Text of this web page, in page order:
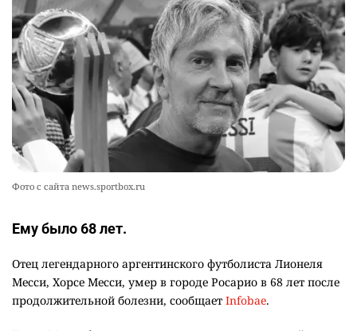
образовательных грантов
2327 0 8
10
🪱 "Мы думаем, что правим миром, но это не
так". Как дьявольские черви меняют наше
представление о жизни на Земле
0
Фото с сайта news.sportbox.ru
Ему было 68 лет.
Отец легендарного аргентинского футболиста Лионеля
Месси, Хорсе Месси, умер в городе Росарио в 68 лет после
продолжительной болезни, сообщает Infobae.